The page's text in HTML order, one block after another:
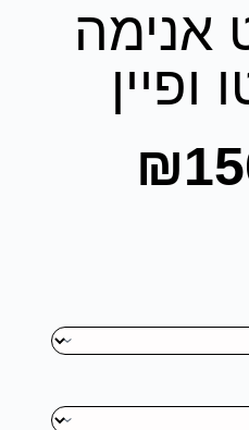
אנימה
ופיין
₪